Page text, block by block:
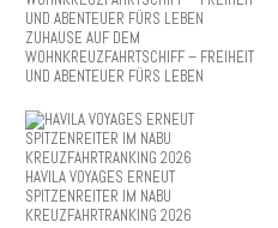
ZUHAUSE AUF DEM
WOHNKREUZFAHRTSCHIFF – FREIHEIT
UND ABENTEUER FÜRS LEBEN
HAVILA VOYAGES ERNEUT
SPITZENREITER IM NABU
KREUZFAHRTRANKING 2026